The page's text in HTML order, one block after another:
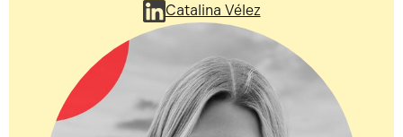
Catalina Vélez